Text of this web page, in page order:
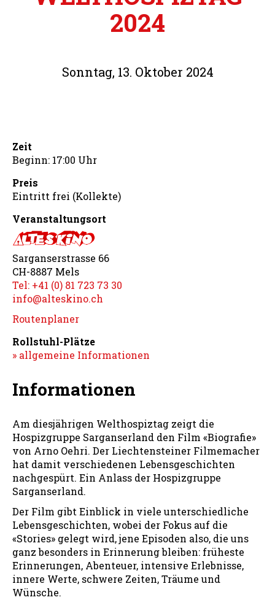
2024
Sonntag, 13. Oktober 2024
Zeit
Beginn: 17:00 Uhr
Preis
Eintritt frei (Kollekte)
Veranstaltungsort
Sarganserstrasse 66
CH-8887 Mels
Tel: +41 (0) 81 723 73 30
info@alteskino.ch
Routenplaner
Rollstuhl-Plätze
» allgemeine Informationen
Informationen
Am diesjährigen Welthospiztag zeigt die
Hospizgruppe Sarganserland den Film «Biografie»
von Arno Oehri. Der Liechtensteiner Filmemacher
hat damit verschiedenen Lebensgeschichten
nachgespürt. Ein Anlass der Hospizgruppe
Sarganserland.
Der Film gibt Einblick in viele unterschiedliche
Lebensgeschichten, wobei der Fokus auf die
«Stories» gelegt wird, jene Episoden also, die uns
ganz besonders in Erinnerung bleiben: früheste
Erinnerungen, Abenteuer, intensive Erlebnisse,
innere Werte, schwere Zeiten, Träume und
Wünsche.